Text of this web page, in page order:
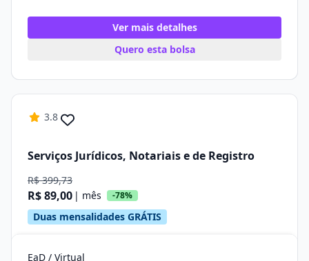
Ver mais detalhes
Quero esta bolsa
3.8
Serviços Jurídicos, Notariais e de Registro
R$ 399,73
R$ 89,00 | mês -78%
Duas mensalidades GRÁTIS
EaD / Virtual